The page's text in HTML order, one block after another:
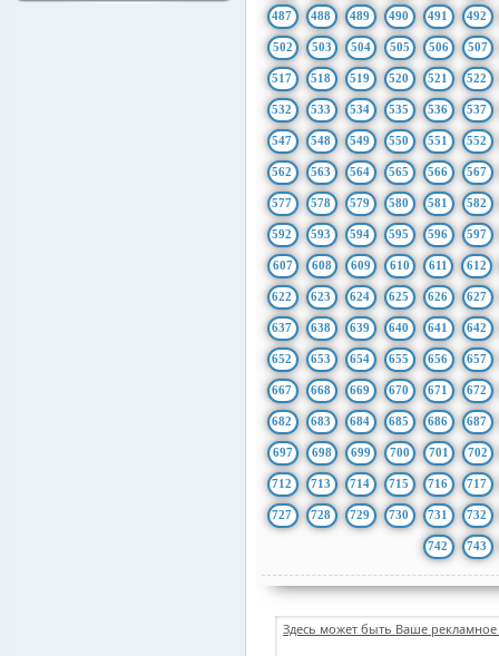
487 488 489 490 491 492
502 503 504 505 506 507
517 518 519 520 521 522
532 533 534 535 536 537
547 548 549 550 551 552
562 563 564 565 566 567
577 578 579 580 581 582
592 593 594 595 596 597
607 608 609 610 611 612
622 623 624 625 626 627
637 638 639 640 641 642
652 653 654 655 656 657
667 668 669 670 671 672
682 683 684 685 686 687
697 698 699 700 701 702
712 713 714 715 716 717
727 728 729 730 731 732
742 743
Здесь может быть Ваше